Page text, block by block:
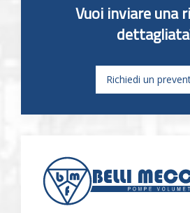
Vuoi inviare una
Richiedi un